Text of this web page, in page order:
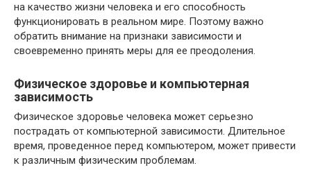
на качество жизни человека и его способность
функционировать в реальном мире. Поэтому важно
обратить внимание на признаки зависимости и
своевременно принять меры для ее преодоления.
Физическое здоровье и компьютерная
зависимость
Физическое здоровье человека может серьезно
пострадать от компьютерной зависимости. Длительное
время, проведенное перед компьютером, может привести
к различным физическим проблемам.